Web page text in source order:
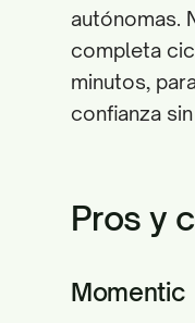
autónomas.
completa
minutos,
confianza
Pros y
Momentic